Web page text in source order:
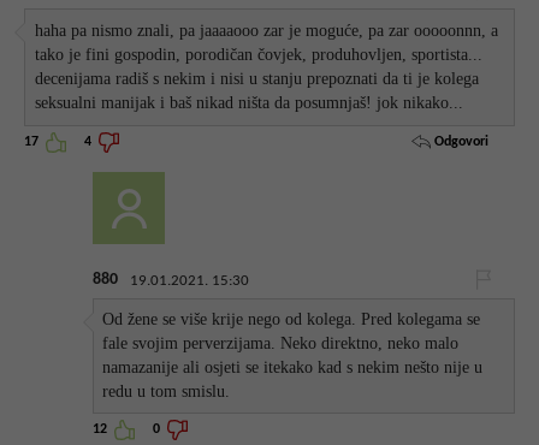
haha pa nismo znali, pa jaaaaooo zar je moguće, pa zar ooooonnn, a
tako je fini gospodin, porodičan čovjek, produhovljen, sportista...
decenijama radiš s nekim i nisi u stanju prepoznati da ti je kolega
seksualni manijak i baš nikad ništa da posumnjaš! jok nikako...
17 4 Odgovori
880 19.01.2021. 15:30
Od žene se više krije nego od kolega. Pred kolegama se
fale svojim perverzijama. Neko direktno, neko malo
namazanije ali osjeti se itekako kad s nekim nešto nije u
redu u tom smislu.
12 0